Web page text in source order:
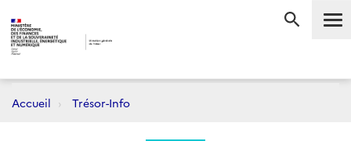
Accueil Trésor-Info